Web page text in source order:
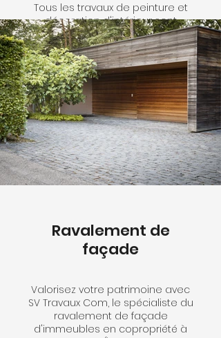
Tous les travaux de peinture et
décoration d'intérieur sont
couverts par notre garantie
décennale.
Ravalement de
façade
Valorisez votre patrimoine avec
SV Travaux Com, le spécialiste du
ravalement de façade
d'immeubles en copropriété à